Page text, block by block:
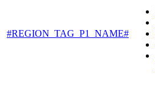
#REGION_TAG_P1_NAME#